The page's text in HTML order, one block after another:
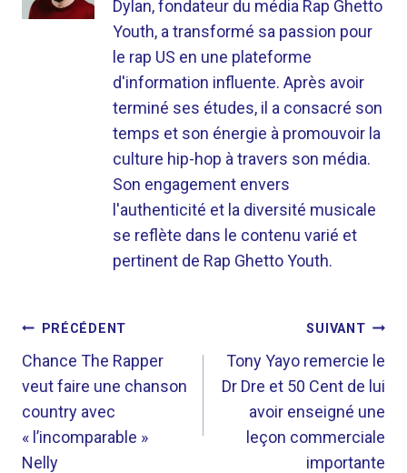
Dylan, fondateur du média Rap Ghetto
Youth, a transformé sa passion pour
le rap US en une plateforme
d'information influente. Après avoir
terminé ses études, il a consacré son
temps et son énergie à promouvoir la
culture hip-hop à travers son média.
Son engagement envers
l'authenticité et la diversité musicale
se reflète dans le contenu varié et
pertinent de Rap Ghetto Youth.
NAVIGATION
DE
L’ARTICLE
PRÉCÉDENT
Chance The Rapper
veut faire une chanson
country avec
« l’incomparable »
Nelly
SUIVANT
Tony Yayo remercie le
Dr Dre et 50 Cent de lui
avoir enseigné une
leçon commerciale
importante